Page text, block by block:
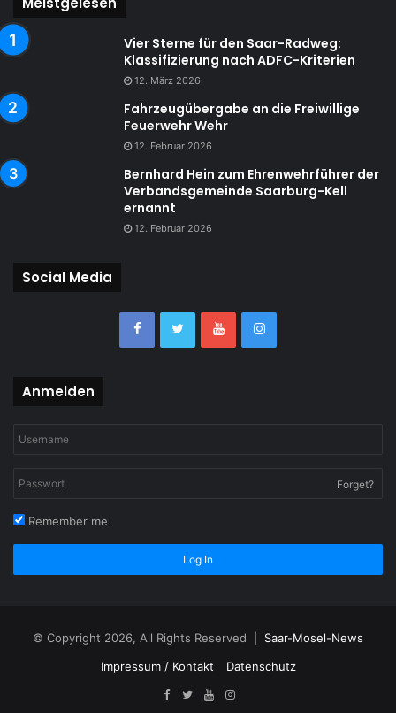
Vier Sterne für den Saar-Radweg:
Klassifizierung nach ADFC-Kriterien
12. März 2026
Fahrzeugübergabe an die Freiwillige
Feuerwehr Wehr
12. Februar 2026
Bernhard Hein zum Ehrenwehrführer der
Verbandsgemeinde Saarburg-Kell
ernannt
12. Februar 2026
Social Media
Anmelden
Forget?
Remember me
Log In
© Copyright 2026, All Rights Reserved | Saar-Mosel-News
Impressum / Kontakt
Datenschutz